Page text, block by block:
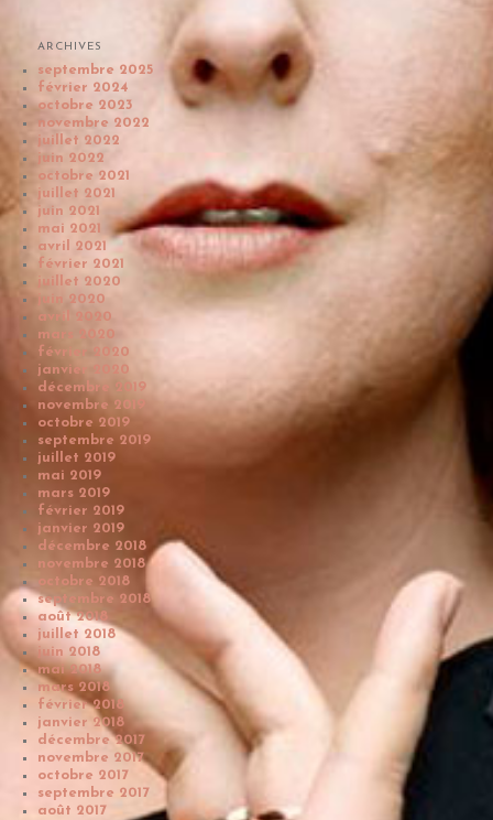
ARCHIVES
septembre 2025
février 2024
octobre 2023
novembre 2022
juillet 2022
juin 2022
octobre 2021
juillet 2021
juin 2021
mai 2021
avril 2021
février 2021
juillet 2020
juin 2020
avril 2020
mars 2020
février 2020
janvier 2020
décembre 2019
novembre 2019
octobre 2019
septembre 2019
juillet 2019
mai 2019
mars 2019
février 2019
janvier 2019
décembre 2018
novembre 2018
octobre 2018
septembre 2018
août 2018
juillet 2018
juin 2018
mai 2018
mars 2018
février 2018
janvier 2018
décembre 2017
novembre 2017
octobre 2017
septembre 2017
août 2017